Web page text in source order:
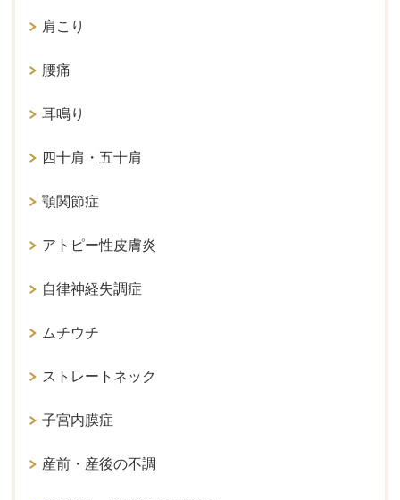
肩こり
腰痛
耳鳴り
四十肩・五十肩
顎関節症
アトピー性皮膚炎
自律神経失調症
ムチウチ
ストレートネック
子宮内膜症
産前・産後の不調